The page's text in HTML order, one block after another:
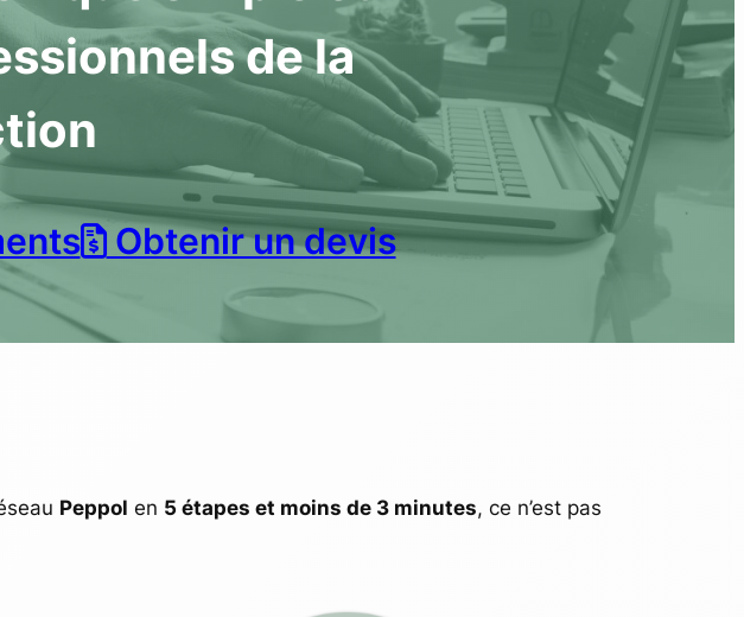
de la
Obtenir un devis
Peppol en 5 étapes et moins de 3 minutes, ce n’est pas